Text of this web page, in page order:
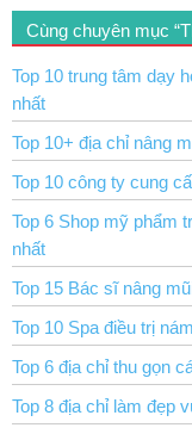
Cùng chuyên mục
Top 10 trung tâm dạy
nhất
Top 10+ địa chỉ nâng
Top 10 công ty cung
Top 6 Shop mỹ phẩm
nhất
Top 15 Bác sĩ nâng
Top 10 Spa điều trị
Top 6 địa chỉ thu gọn
Top 8 địa chỉ làm đẹp